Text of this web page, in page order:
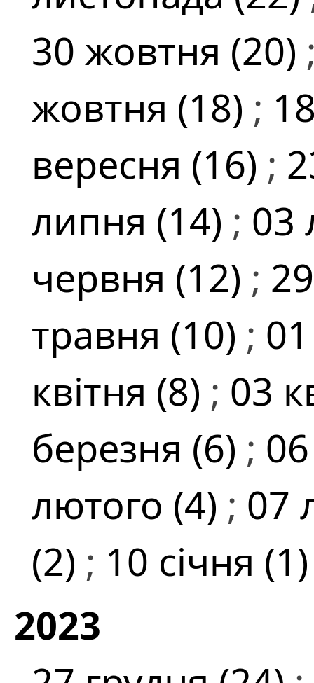
30 жовтня (20)
жовтня (18) ;
вересня (16) ;
липня (14) ; 03
червня (12) ;
травня (10) ;
квітня (8) ; 03
березня (6) ;
лютого (4) ; 07
(2) ; 10 січня
2023